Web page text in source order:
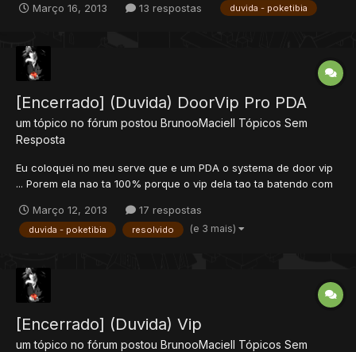
Março 16, 2013 13 respostas duvida - poketibia
[Encerrado] (Duvida) DoorVip Pro PDA
um tópico no fórum postou BrunooMaciell Tópicos Sem
Resposta
Eu coloquei no meu serve que e um PDA o systema de door vip
... Porem ela nao ta 100% porque o vip dela tao ta batendo com
a vip deste systema pegando no PDA se possivel e queria add
nao sei se alguem consegueria...
Março 12, 2013 17 respostas
duvida - poketibia resolvido (e 3 mais)
[Encerrado] (Duvida) Vip
um tópico no fórum postou BrunooMaciell Tópicos Sem